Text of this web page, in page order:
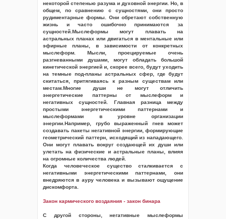
некоторой степенью разума и духовной энергии. Но, в
общем, по сравнению с сущностями, они просто
рудиментарные формы. Они обретают собственную
жизнь и часто ошибочно принимаются за
сущностей.Мыслеформы могут плавать на
астральных планах или двигаться в ментальные или
эфирные планы, в зависимости от конкретных
мыслеформ. Мысли, проецируемые очень
разгневанными душами, могут обладать большой
кинетической энергией и, скорее всего, будут уходить
на темные под-планы астральных сфер, где будут
скитаться, притягиваясь к разным существам или
местам.Многие души не могут отличить
энергетические паттерны от мыслеформ и
негативных сущностей. Главная разница между
простыми энергетическими паттернами и
мыслеформами в уровне организации
энергии.Например, грубо выраженный гнев может
создавать пакеты негативной энергии, формирующие
геометрический паттерн, исходящий из нападающего.
Они могут плавать вокруг создающей их души или
улетать на физические и астральные планы, влияя
на огромные количества людей.
Когда человеческое существо сталкивается с
негативными энергетическими паттернами, они
внедряются в ауру человека и вызывают ощущение
дискомфорта.
Закон кармического воздаяния - закон бинара
С другой стороны, негативные мыслеформы